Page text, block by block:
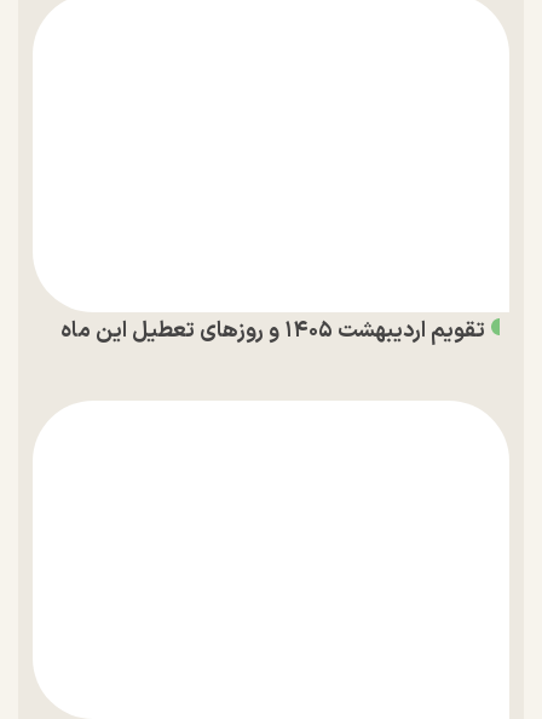
تقویم اردیبهشت ۱۴۰۵ و روز‌های تعطیل این ماه